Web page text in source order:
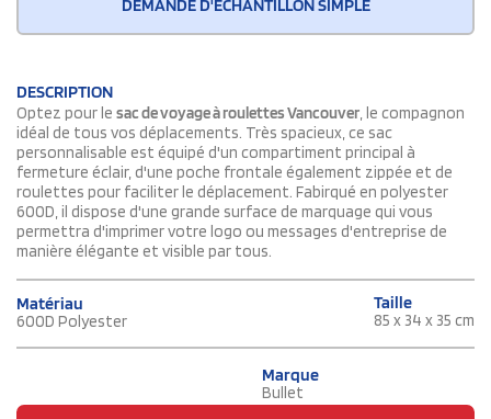
DEMANDE D'ÉCHANTILLON SIMPLE
DESCRIPTION
Optez pour le sac de voyage à roulettes Vancouver, le compagnon
idéal de tous vos déplacements. Très spacieux, ce sac
personnalisable est équipé d'un compartiment principal à
fermeture éclair, d'une poche frontale également zippée et de
roulettes pour faciliter le déplacement. Fabirqué en polyester
600D, il dispose d'une grande surface de marquage qui vous
permettra d'imprimer votre logo ou messages d'entreprise de
manière élégante et visible par tous.
Matériau
600D Polyester
Taille
85 x 34 x 35 cm
Marque
Bullet